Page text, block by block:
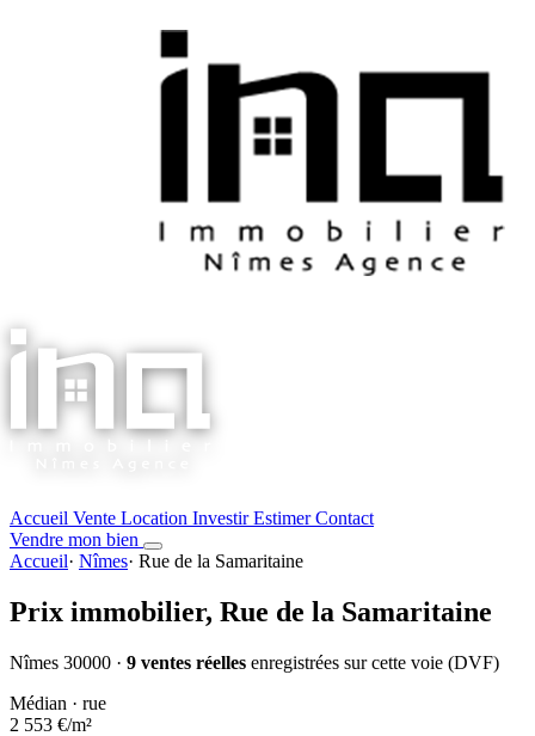
Accueil Vente Location InvestirEstimerContact
Vendre mon bien
Accueil· Nîmes· Rue de la Samaritaine
Prix immobilier, Rue de la Samaritaine
Nîmes 30000 · 9 ventes réelles enregistrées sur cette voie (DVF)
Médian · rue
2 553 €/m²